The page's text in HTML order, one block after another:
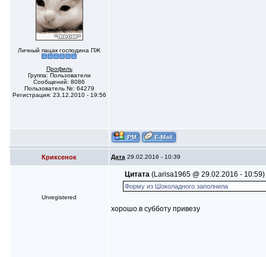
Личный пацак господина ПЖ
Профиль
Группа: Пользователи
Сообщений: 8086
Пользователь №: 64279
Регистрация: 23.12.2010 - 19:56
Криксенок Дата 29.02.2016 - 10:39
Unregistered
Цитата (Larisa1965 @ 29.02.2016 - 10:59)
Форму из Шоколадного заполнила
хорошо.в субботу привезу